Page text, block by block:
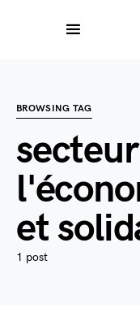
BROWSING TAG
et
1 post